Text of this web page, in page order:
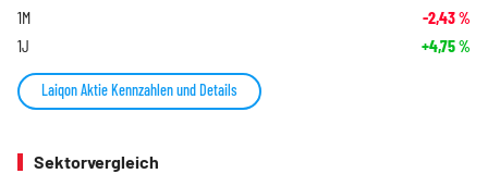
1M -2,43%
1J +4,75%
Laiqon Aktie Kennzahlen und Details
Sektorvergleich